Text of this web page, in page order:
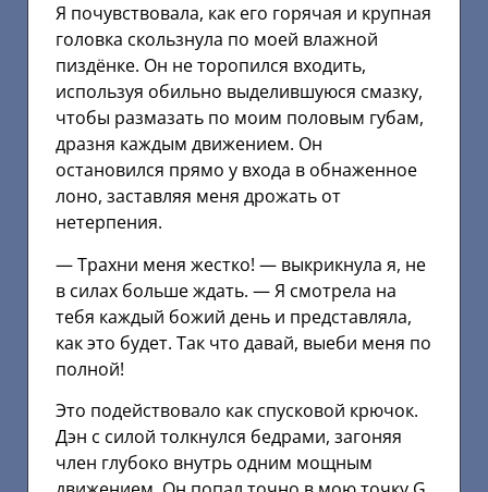
Я почувствовала, как его горячая и крупная
головка скользнула по моей влажной
пиздёнке. Он не торопился входить,
используя обильно выделившуюся смазку,
чтобы размазать по моим половым губам,
дразня каждым движением. Он
остановился прямо у входа в обнаженное
лоно, заставляя меня дрожать от
нетерпения.
— Трахни меня жестко! — выкрикнула я, не
в силах больше ждать. — Я смотрела на
тебя каждый божий день и представляла,
как это будет. Так что давай, выеби меня по
полной!
Это подействовало как спусковой крючок.
Дэн с силой толкнулся бедрами, загоняя
член глубоко внутрь одним мощным